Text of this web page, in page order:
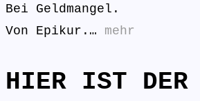
Bei Geldmangel.
Von Epikur.… mehr
HIER IST DER